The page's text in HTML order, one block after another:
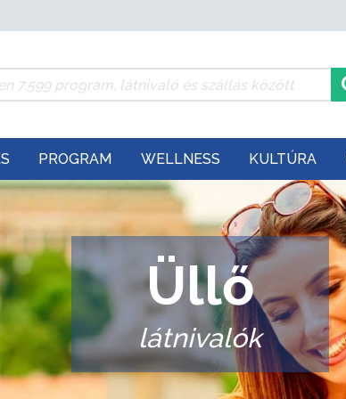
PROGRAM WELLNESS KULTÚRA
Üllő
látnivalók